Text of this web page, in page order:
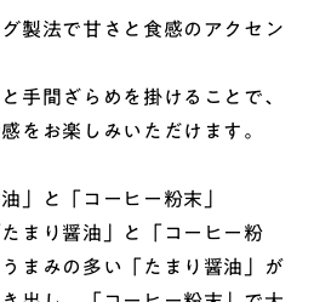
製法で甘さと食感のアクセン
手間ざらめを掛けることで、
をお楽しみいただけます。
」と「コーヒー粉末」
まり醤油」と「コーヒー粉
まみの多い「たまり醤油」が